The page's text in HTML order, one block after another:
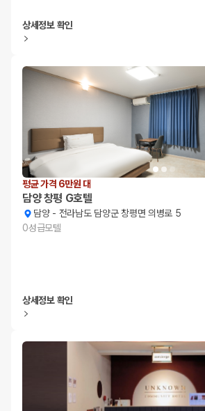
상세정보 확인
평균 가격 6만원 대
담양 창평 G호텔
담양- 전라남도 담양군 창평면 의병로 5
0성급모텔
상세정보 확인